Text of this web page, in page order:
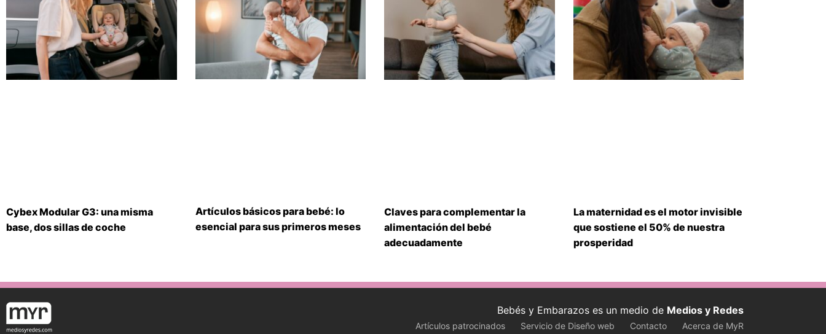
Cybex Modular G3: una misma
base, dos sillas de coche
Artículos básicos para bebé: lo
esencial para sus primeros meses
Claves para complementar la
alimentación del bebé
adecuadamente
La maternidad es el motor invisible
que sostiene el 50% de nuestra
prosperidad
Bebés y Embarazos es un medio de Medios y Redes
Artículos patrocinados Servicio de Diseño web Contacto Acerca de MyR